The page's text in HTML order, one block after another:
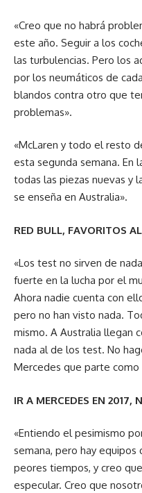
«Creo que no habrá
este año. Seguir a los
las turbulencias. Pero los
por los neumáticos de
blandos contra otro que
problemas».
«McLaren y todo el resto
esta segunda semana. En
todas las piezas nuevas y
se enseña en Australia».
RED BULL, FAVORITOS
«Los test no sirven de
fuerte en la lucha por el
Ahora nadie cuenta con
pero no han visto nada.
mismo. A Australia llegan
nada al de los test. No
Mercedes que parte como
IR A MERCEDES EN 2017,
«Entiendo el pesimismo
semana, pero hay equipos
peores tiempos, y creo
especular. Creo que